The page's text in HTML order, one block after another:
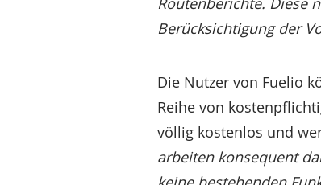
Berücksichtigung der
Die Nutzer von Fuelio
Reihe von
völlig kostenlos und
arbeiten konsequent